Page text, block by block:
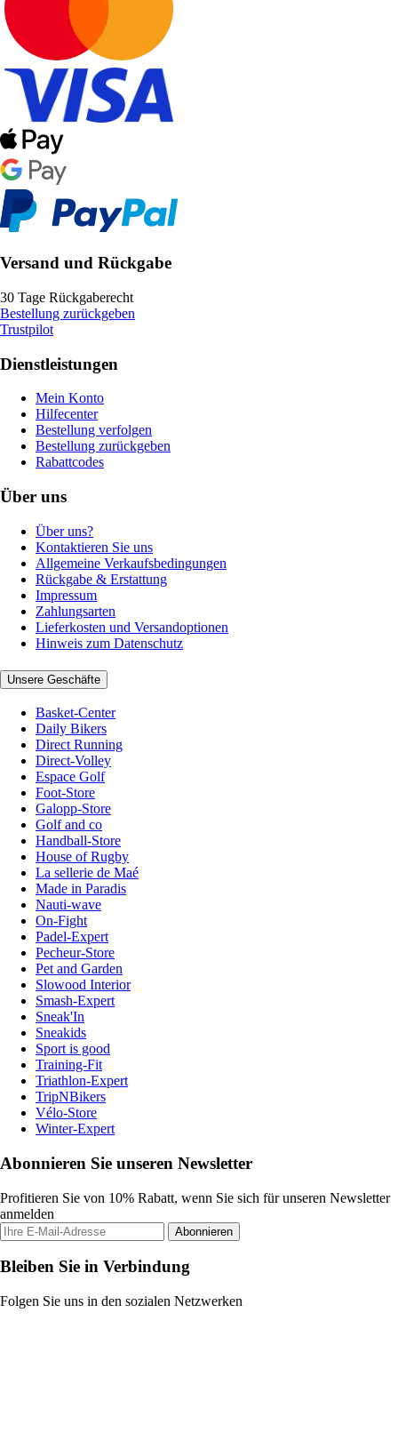
Versand und Rückgabe
30 Tage Rückgaberecht
Bestellung zurückgeben
Trustpilot
Dienstleistungen
Mein Konto
Hilfecenter
Bestellung verfolgen
Bestellung zurückgeben
Rabattcodes
Über uns
Über uns?
Kontaktieren Sie uns
Allgemeine Verkaufsbedingungen
Rückgabe & Erstattung
Impressum
Zahlungsarten
Lieferkosten und Versandoptionen
Hinweis zum Datenschutz
Unsere Geschäfte
Basket-Center
Daily Bikers
Direct Running
Direct-Volley
Espace Golf
Foot-Store
Galopp-Store
Golf and co
Handball-Store
House of Rugby
La sellerie de Maé
Made in Paradis
Nauti-wave
On-Fight
Padel-Expert
Pecheur-Store
Pet and Garden
Slowood Interior
Smash-Expert
Sneak'In
Sneakids
Sport is good
Training-Fit
Triathlon-Expert
TripNBikers
Vélo-Store
Winter-Expert
Abonnieren Sie unseren Newsletter
Profitieren Sie von 10% Rabatt, wenn Sie sich für unseren Newsletter
anmelden
Abonnieren
Bleiben Sie in Verbindung
Folgen Sie uns in den sozialen Netzwerken